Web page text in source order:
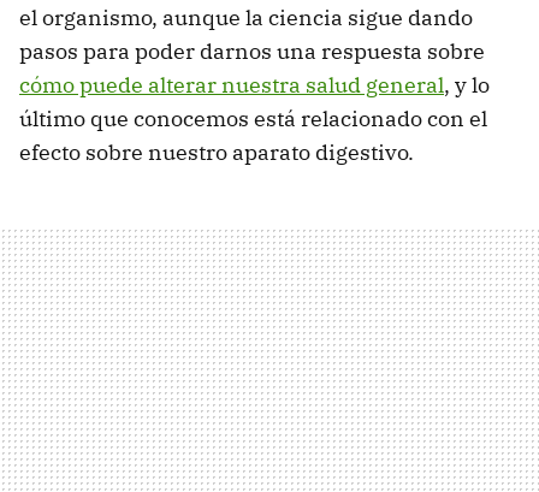
el organismo, aunque la ciencia sigue dando
pasos para poder darnos una respuesta sobre
cómo puede alterar nuestra salud general, y lo
último que conocemos está relacionado con el
efecto sobre nuestro aparato digestivo.